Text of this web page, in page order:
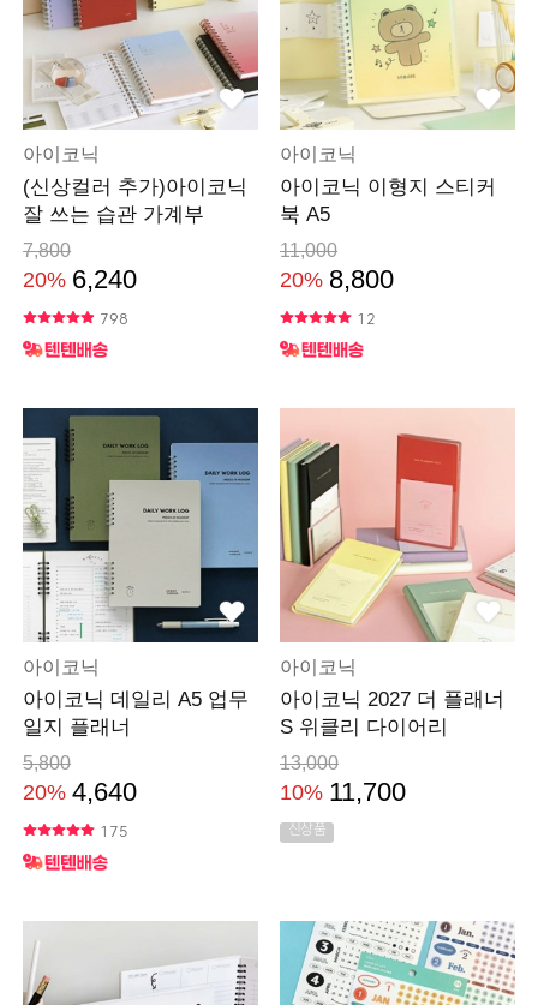
아이코닉
(신상컬러 추가)아이코닉
잘 쓰는 습관 가계부
7,800
20% 6,240
798
아이코닉
아이코닉 이형지 스티커
북 A5
11,000
20% 8,800
12
아이코닉
아이코닉 데일리 A5 업무
일지 플래너
5,800
20% 4,640
175
아이코닉
아이코닉 2027 더 플래너
S 위클리 다이어리
13,000
10% 11,700
신상품